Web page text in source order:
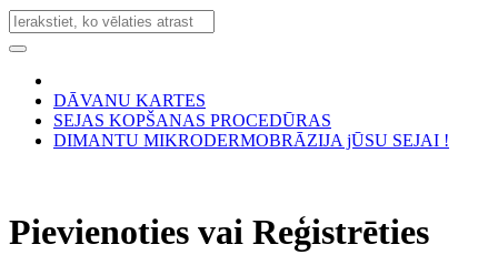
DĀVANU KARTES
SEJAS KOPŠANAS PROCEDŪRAS
DIMANTU MIKRODERMOBRĀZIJA jŪSU SEJAI !
Pievienoties vai Reģistrēties